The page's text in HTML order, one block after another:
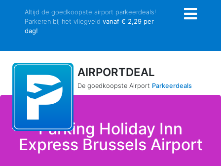
Altijd de goedkoopste airport parkeerdeals!
Parkeren bij het vliegveld vanaf € 2,29 per
dag!
AIRPORTDEAL
De goedkoopste Airport Parkeerdeals
Parking Holiday Inn
Express Brussels Airport